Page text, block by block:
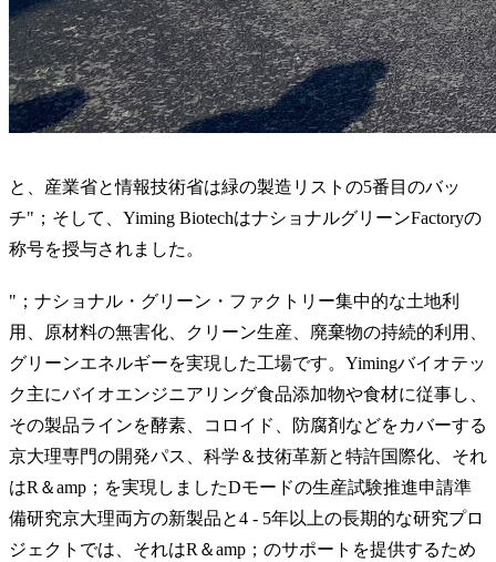
と、産業省と情報技術省は緑の製造リストの5番目のバッ
チ"；そして、Yiming BiotechはナショナルグリーンFactoryの
称号を授与されました。
"；ナショナル・グリーン・ファクトリー集中的な土地利
用、原材料の無害化、クリーン生産、廃棄物の持続的利用、
グリーンエネルギーを実現した工場です。Yimingバイオテッ
ク主にバイオエンジニアリング食品添加物や食材に従事し、
その製品ラインを酵素、コロイド、防腐剤などをカバーする
京大理専門の開発パス、科学＆技術革新と特許国際化、それ
はR＆amp；を実現しましたDモードの生産試験推進申請準
備研究京大理両方の新製品と4 - 5年以上の長期的な研究プロ
ジェクトでは、それはR＆amp；のサポートを提供するため